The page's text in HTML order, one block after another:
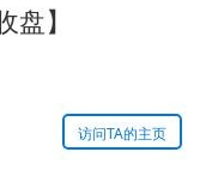
】
访问TA的主页